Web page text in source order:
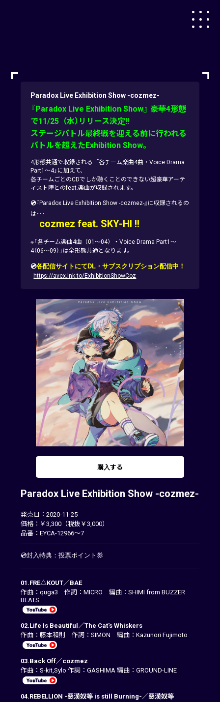
Paradox Live Exhibition Show -cozmez-
『Paradox Live Exhibition Show』 豪華4形態
で11/25（水）リリース決定!!
ステージバトル最終戦を迎える前に行われる
バトルを超えたExhibition Show。
4形態共通で収録される「各チーム楽曲4曲・Voice Drama
Part1～4」に加えて、
各チームごとのCDでしか聴くことのできない超豪華アーテ
ィスト陣とのfeat.楽曲が収録されます。
💿『Paradox Live Exhibition Show -cozmez-』に収録されるの
は･･･
cozmez feat. SKY-HI !!
※「各チーム楽曲4曲（01～04）・Voice Drama Part1～
4（06～09）」は全形態共通となります。
💿各配信サイトにてDL・サブスクリプション配信中！
https://avex.lnk.to/ExhibitionShowCoz
購入する
Paradox Live Exhibition Show -cozmez-
発売日：2020-11-25
価格：￥3,300（税抜￥3,000）
品番：EYCA-12966～7
💿封入特典：投票ポイント券
01.FRE△KOUT／BAE
作曲：quga3 作詞：MICRO 編曲：SHIMI from BUZZER
BEATS
02.Life Is Beautiful／The Cat's Whiskers
作曲：藤本和則 作詞：SIMON 編曲：Kazunori Fujimoto
03.Back Off／cozmez
作曲：S-kit,Sylo 作詞：GASHIMA 編曲：GROUND-LINE
04.REBELLION -悪漢奴等 is still Burning-／悪漢奴等